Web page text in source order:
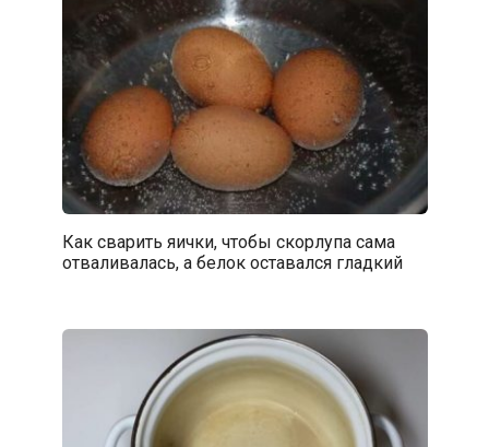
Как сварить яички, чтобы скорлупа сама
отваливалась, а белок оставался гладкий